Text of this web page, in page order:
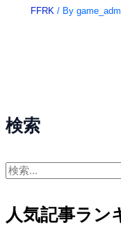
検索
検
対
象
人気記事ラン
FFRK / By